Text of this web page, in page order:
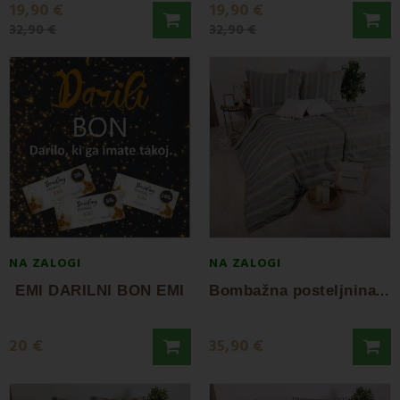
19,90 € 19,90 €
NA ZALOGI
EMI DARILNI BON EMI
20 €
NA ZALOGI
B
ombažna posteljnina ECO Arona EMI
35,90 €